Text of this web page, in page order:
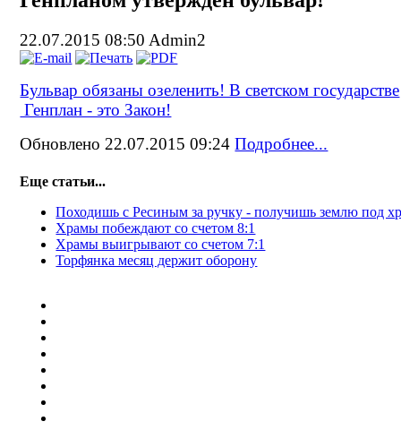
22.07.2015 08:50 Admin2
Бульвар обязаны озеленить! В светском государстве
Генплан - это Закон!
Обновлено 22.07.2015 09:24Подробнее...
Еще статьи...
Походишь с Ресиным за ручку - получишь землю под
Храмы побеждают со счетом 8:1
Храмы выигрывают со счетом 7:1
Торфянка месяц держит оборону